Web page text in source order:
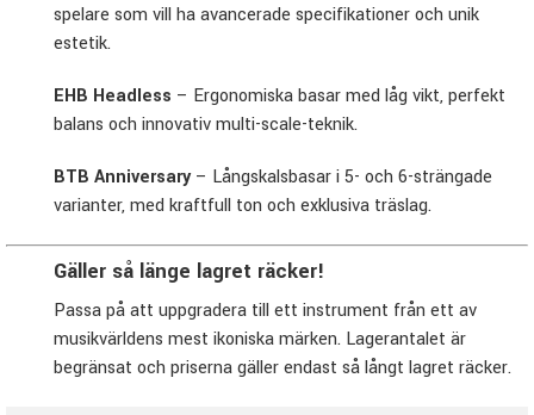
spelare som vill ha avancerade specifikationer och unik
estetik.
EHB Headless – Ergonomiska basar med låg vikt, perfekt
balans och innovativ multi-scale-teknik.
BTB Anniversary– Långskalsbasar i 5- och 6-strängade
varianter, med kraftfull ton och exklusiva träslag.
Gäller så länge lagret räcker!
Passa på att uppgradera till ett instrument från ett av
musikvärldens mest ikoniska märken. Lagerantalet är
begränsat och priserna gäller endast så långt lagret räcker.